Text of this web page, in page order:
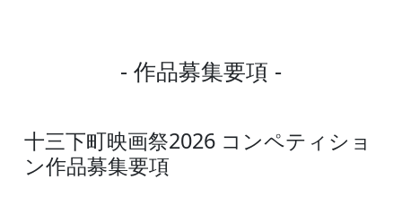
- 作品募集要項 -
十三下町映画祭2026 コンペティショ
ン作品募集要項